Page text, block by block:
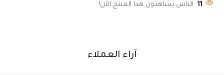
11 الناس يشاهدون هذا المنتج الآن!
آراء العملاء